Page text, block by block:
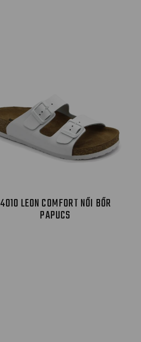
4010 LEON COMFORT NŐI BŐR
PAPUCS